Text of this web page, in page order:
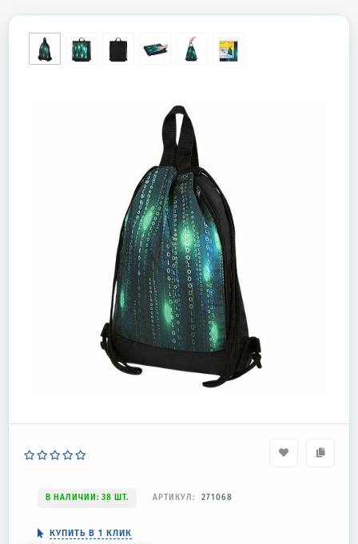
В НАЛИЧИИ: 38 ШТ. АРТИКУЛ: 271068
КУПИТЬ В 1 КЛИК